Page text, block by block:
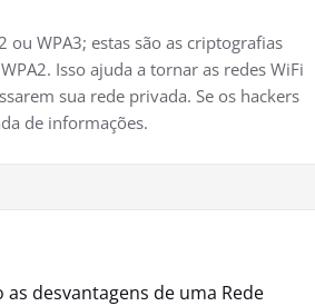
WPA3; estas são as criptografias
Isso ajuda a tornar as redes WiFi
sua rede privada. Se os hackers
de informações.
as desvantagens de uma Rede